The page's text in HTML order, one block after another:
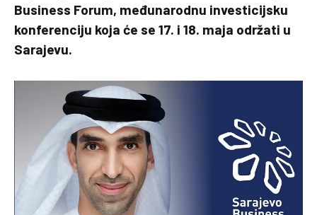
Business Forum, međunarodnu investicijsku
konferenciju koja će se 17. i 18. maja održati u
Sarajevu.